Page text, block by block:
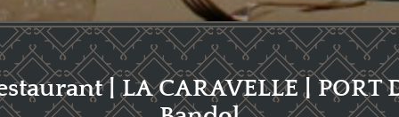
| LA CARAVELLE | PORT